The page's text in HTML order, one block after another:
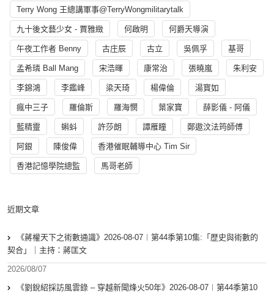
Terry Wong 王總講軍事@TerryWongmilitarytalk
九十後文藝少女 - 賈雅緻 何啟明 何爵天導演
午夜工作者 Benny 古庄辰 古立 吳佩孚 基哥
孟希璘 Ball Mang 宋浩暉 康常治 張曉嵐 朱利安
李錦鴻 李鑑峰 梁天琦 楊偉倫 湯寳如
瘋中三子 羅倫斯 羅海憫 葉家寶 薛影儀 - 阿儀
藍精靈 蝌蚪 許莎朗 譚雁瞳 鄭遨汶法筠師傅
阿銀 陳俊偉 香港催眠輔導中心 Tim Sir
香港記憶學院總監 馬哥老師
近期文章
《蔣權天下之術數通識》2026-08-07︱第44季第10集:「歴史與術數的
契合」｜主持：蔣匡文
2026/08/07
《劉銳紹採訪風雲錄 – 穿越新聞烽火50年》2026-08-07︱第44季第10